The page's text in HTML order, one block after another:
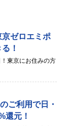
ゼロエミポ
！
東京にお住みの方
ご利用で日・
還元！